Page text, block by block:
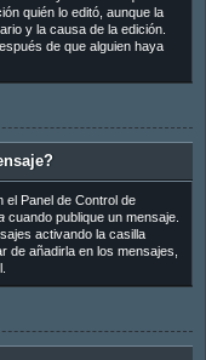
quién lo editó, aunque la
y la causa de la edición.
de que alguien haya
el Panel de Control de
cuando publique un mensaje.
activando la casilla
de añadirla en los mensajes,